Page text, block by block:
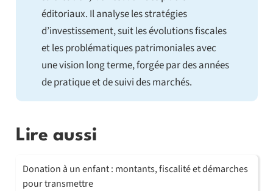
éditoriaux. Il analyse les stratégies
d’investissement, suit les évolutions fiscales
et les problématiques patrimoniales avec
une vision long terme, forgée par des années
de pratique et de suivi des marchés.
Lire aussi
Donation à un enfant : montants, fiscalité et démarches
pour transmettre